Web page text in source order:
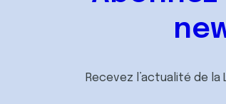
Recevez l’actualité de la